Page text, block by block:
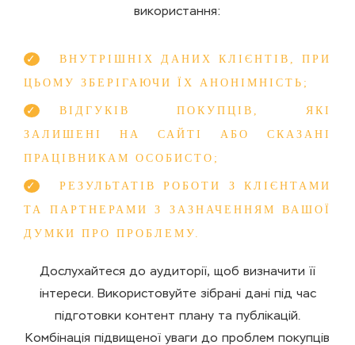
використання:
ВНУТРІШНІХ ДАНИХ КЛІЄНТІВ, ПРИ
ЦЬОМУ ЗБЕРІГАЮЧИ ЇХ АНОНІМНІСТЬ;
ВІДГУКІВ ПОКУПЦІВ, ЯКІ
ЗАЛИШЕНІ НА САЙТІ АБО СКАЗАНІ
ПРАЦІВНИКАМ ОСОБИСТО;
РЕЗУЛЬТАТІВ РОБОТИ З КЛІЄНТАМИ
ТА ПАРТНЕРАМИ З ЗАЗНАЧЕННЯМ ВАШОЇ
ДУМКИ ПРО ПРОБЛЕМУ.
Дослухайтеся до аудиторії, щоб визначити її
інтереси. Використовуйте зібрані дані під час
підготовки контент плану та публікацій.
Комбінація підвищеної уваги до проблем покупців